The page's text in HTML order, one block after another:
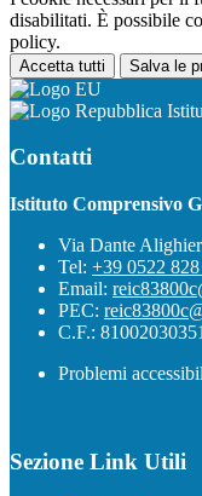
disabilitati. È possibile
policy.
Accetta tutti Salva le
Contatti
Istituto Comprensivo
Via Dante
Tel: +39 0522
Email:
PEC:
C.F.: 81002030351
Problemi
Sezione Link Utili